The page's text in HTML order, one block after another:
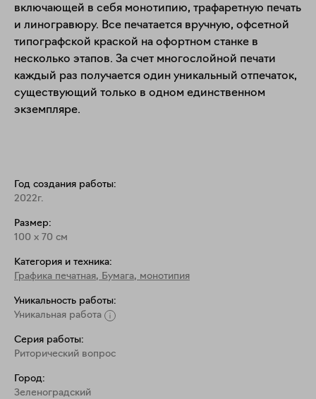
включающей в себя монотипию, трафаретную печать
и линогравюру. Все печатается вручную, офсетной
типографской краской на офортном станке в
несколько этапов. За счет многослойной печати
каждый раз получается один уникальный отпечаток,
существующий только в одном единственном
экземпляре.
Год создания работы:
2022г.
Размер:
100 x 70 см
Категория и техника:
Графика печатная, Бумага, монотипия
Уникальность работы:
Уникальная работа
Серия работы:
Риторический вопрос
Город:
Зеленоградский